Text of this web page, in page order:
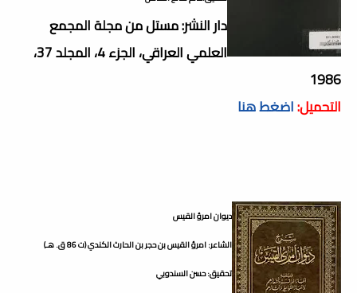
دار النشر: مستل من مجلة المجمع
العلمي العراقي، الجزء 4، المجلد 37،
1986
التحميل:اضغط هنا
ديوان امرؤ القيس
الشاعر: امرؤ القيس بن حجر بن الحارث الكندي (ت 86 ق. هـ)
تحقيق: حسن السندوبي